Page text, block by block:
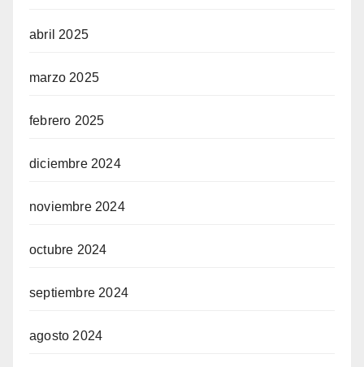
abril 2025
marzo 2025
febrero 2025
diciembre 2024
noviembre 2024
octubre 2024
septiembre 2024
agosto 2024